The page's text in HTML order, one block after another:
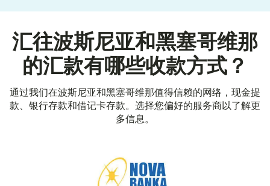
汇往波斯尼亚和黑塞哥维那
的汇款有哪些收款方式？
通过我们在波斯尼亚和黑塞哥维那值得信赖的网络，现金提
款、银行存款和借记卡存款。选择您偏好的服务商以了解更
多信息。